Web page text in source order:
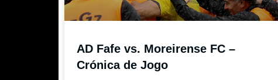
AD Fafe vs. Moreirense FC –
Crónica de Jogo